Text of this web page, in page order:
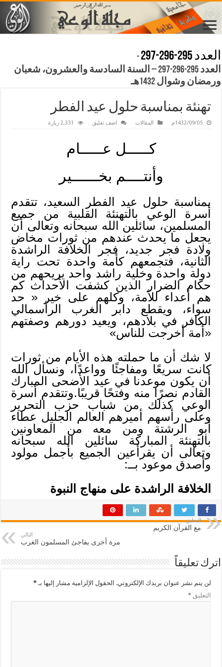
العدد 295-296-297
-
العدد 295-296-297 – السنة السادسة والعشرون، شعبان
ورمضان وشوال 1432هـ
تهنئة بمناسبة حلول عيد الفطر
1432/09/05م المقالات اضف تعليق 2,331 زيارة
كـــــل عـــــام
وأنتــــم بخــــــير
بمناسبة حلول عيد الفطر السعيد، تتقدم
أسرة الوعي بالتهنئة القلبية من جميع
المسلمين، سائلين الله سبحانه وتعالى أن
يجعل ما يحدث عندهم من ثورات مخاض
ولادة فجر جديد، فجر الخلافة الراشدة
الثانية، فتجمعهم كأمة واحدة تحت راية
دولة واحدة وخلية راشد واحد يريحهم من
حكام الضرار الذين كشفت الأحداث كم
هم أعداء للأمة، وكلهم على خير « حد
سواء، ويقطع دابر الغرب الرأسمالي
الكافر في بلادهم، ويعيد دورهم وصفتهم
«أمة أخرجت للناس»
لا شك أن ما حملته هذه الأيام من ثورات
كانت سريعًا ومفاجئًا وواعدًا، ونسأل الله
أن يكون موعدنا في عيد الأضحى المبارك
القادم نصرًا منه وفتحًا قريبًا.وتتقدم أسرة
الوعي كذلك من شباب حزب التحرير
وعلى رأسهم أميرهم العالم الجليل عطاء
أبو الرشتة ومن معه من المعاونين
بالتهنئة المباركة سائلين الله سبحانه
وتعالى أن يقرأعين الجميع بأجمل مولود
وأصدق موعود بــ:
الخلافة الراشدة على منهاج النبوة
السابق
مع القرآن الكريم
التالي
مرة أخرى يفاجئ المسلمون الغرب
اترك تعليقاً
لن يتم نشر عنوان بريدك الإلكتروني. الحقول الإلزامية مشار إليها بـ*
التعليق*